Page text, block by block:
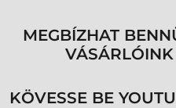
MEGBÍZHAT
KÖVESSE BE